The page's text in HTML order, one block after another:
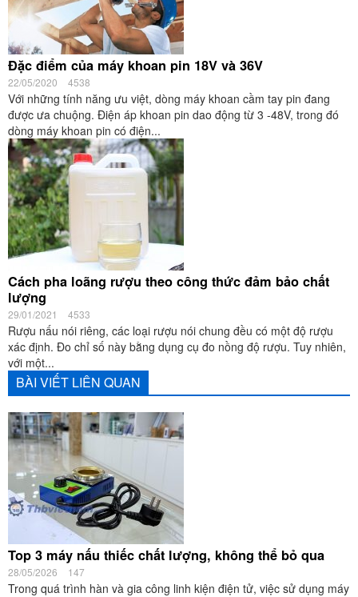
Đặc điểm của máy khoan pin 18V và 36V
22/05/2020 4538
Với những tính năng ưu việt, dòng máy khoan cầm tay pin đang
được ưa chuộng. Điện áp khoan pin dao động từ 3 -48V, trong đó
dòng máy khoan pin có điện...
Cách pha loãng rượu theo công thức đảm bảo chất
lượng
29/01/2021 4533
Rượu nấu nói riêng, các loại rượu nói chung đều có một độ rượu
xác định. Đo chỉ số này bằng dụng cụ đo nồng độ rượu. Tuy nhiên,
với một...
BÀI VIẾT LIÊN QUAN
Top 3 máy nấu thiếc chất lượng, không thể bỏ qua
28/05/2026 147
Trong quá trình hàn và gia công linh kiện điện tử, việc sử dụng máy